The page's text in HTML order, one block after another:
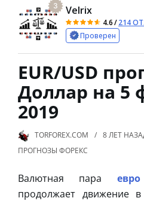
3 Velrix
4.6/214
Проверен
EUR/USD
Доллар на 5
2019
TORFOREX.COM 8 ЛЕТ
ПРОГНОЗЫ ФОРЕКС
Валютная пара
продолжает движение